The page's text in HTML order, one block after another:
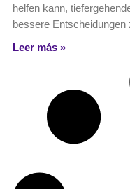
helfen kann,
bessere Entscheidungen
Leer más »